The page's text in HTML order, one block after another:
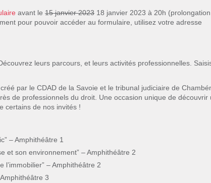
avant le 15 janvier 2023 18 janvier 2023 à 20h
pour pouvoir accéder au formulaire, utilisez votre adresse
leurs parcours, et leurs activités professionnelles.
par le CDAD de la Savoie et le tribunal judiciaire de
de professionnels du droit. Une occasion unique de découvrir
certains de nos invités !
– Amphithéâtre 1
et son environnement” – Amphithéâtre 2
– Amphithéâtre 2
3